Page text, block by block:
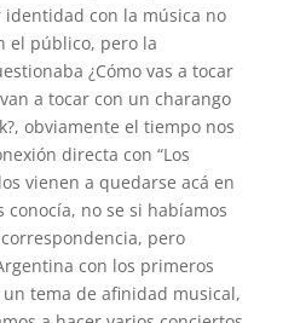
identidad con la música no
el público, pero la
¿Cómo vas a tocar
a tocar con un charango
obviamente el tiempo nos
directa con “Los
vienen a quedarse acá en
conocía, no se si habíamos
pero
con los primeros
tema de afinidad musical,